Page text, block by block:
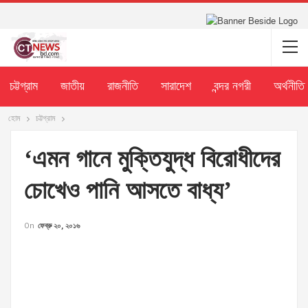
চট্টগ্রাম জাতীয় রাজনীতি সারাদেশ বন্দর নগরী অর্থনীতি
হোম চট্টগ্রাম
‘এমন গানে মুক্তিযুদ্ধ বিরোধীদের
চোখেও পানি আসতে বাধ্য’
On ফেব্রু ২০, ২০১৬